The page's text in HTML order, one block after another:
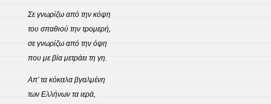
Σε γνωρίζω από την κόψη
του σπαθιού την τρομερή,
σε γνωρίζω από την όψη
που με βία μετράει τη γη.
Απ’ τα κόκαλα βγαλμένη
των Ελλήνων τα ιερά,